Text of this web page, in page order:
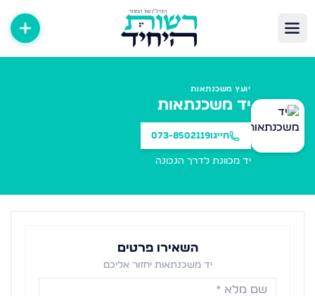
יועץ משכנתאות
יד משכנתאות
חייגו073-8502119
יד מכוונת לדרך הנכונה
השאירו פרטים
יד משכנתאות יחזור אליכם